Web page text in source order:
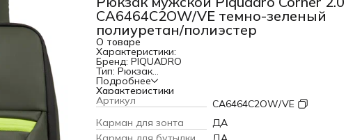
CA6464C2OW/VE темно-зеленый
полиуретан/полиэстер
О товаре
Характеристики:
Бренд: PIQUADRO
Тип: Рюкзак
PartNumber/Артикул Производителя: CA6464C2OW/VE
Пол: мужской
Отделение для ноутбука: ДА
Объем: 15.5 л
Отделения для планшета: ДА
Отделение для ручки: ДА
Подробнее
Характеристики
Артикул
CA6464C2OW/VE
Карман для зонта
ДА